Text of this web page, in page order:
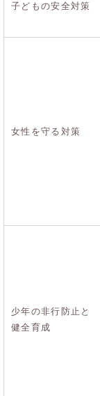
子どもの安全対策
女性を守る対策
少年の非行防止と
健全育成